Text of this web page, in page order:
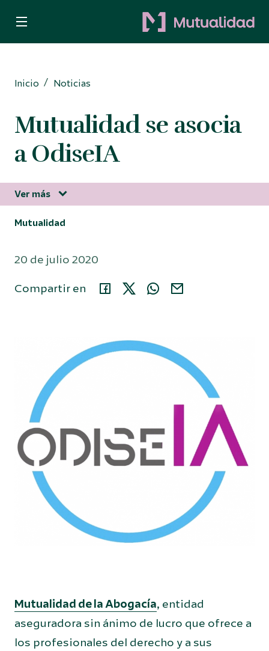
Área privada
Español
Inicio
Noticias
Mutualidad se asocia
a OdiseIA
Ver más
Mutualidad
20 de julio 2020
Compartir en
Mutualidad de la Abogacía, entidad
aseguradora sin ánimo de lucro que ofrece a
los profesionales del derecho y a sus